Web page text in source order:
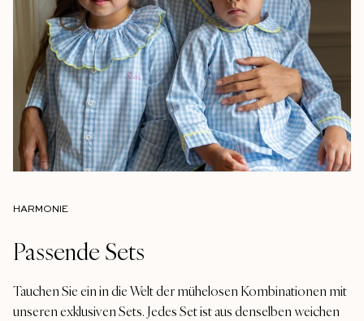
HARMONIE
Passende Sets
Tauchen Sie ein in die Welt der mühelosen Kombinationen mit
unseren exklusiven Sets. Jedes Set ist aus denselben weichen